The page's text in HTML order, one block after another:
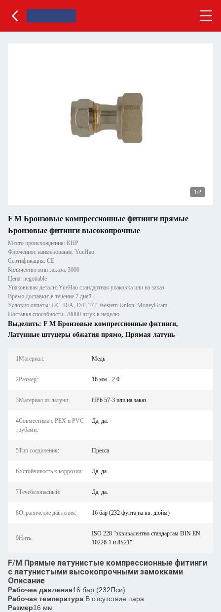
1/2
F M Бронзовые компрессионные фитинги прямые
Бронзовые фитинги высокопрочные
Место происхождения: КНР
Фирменное наименование: YueHao
Сертификация: CE
Количество мин заказа: 3000
Цена: negotiable
Упаковывая детали: YueHao стандартная упаковка или на заказ
Время доставки: в течение 7 дней
Условия оплаты: L/C, D/A, D/P, T/T, Western Union, MoneyGram
Поставка способности: 70000 штук в неделю
Выделить: F M Бронзовые компрессионные фитинги,
Латунные штуцеры обжатия прямо, Прямая латунь
1Материал: Медь
2Размер: 16 мм - 2.0
3Материал из латуни: HPb 57-3 или на заказ
4Совместима с PEX и PVC
трубами:
Да, да.
5Тип соединения: Пресса
6Устойчивость к коррозии: Да, да.
7Течебезопасный: Да, да.
8Ограничение давления: 16 бар (232 фунта на кв. дюйм)
9Нить:
ISO 228 "эквивалентно стандартам DIN EN
10226-1 и 8S21".
F/M Прямые латунистые компрессионные фитинги
с латунистыми высокопрочными замокками
Описание
Рабочее давление16 бар (232Пси)
Рабочая температура В отсутствие пара
Размер16 мм